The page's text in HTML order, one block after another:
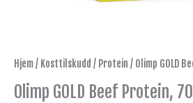
Hjem/ Kosttilskudd / Protein / Olimp GOLD
Olimp GOLD Beef Protein,